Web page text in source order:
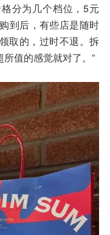
分为几个档位，5元
到后，有些店是随时
取的，过时不退。拆
值的感觉就对了。”